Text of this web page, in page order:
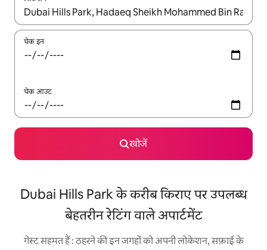
नतीजों के उपलब्ध होने पर, अप और डाउन 'ऐरो की' का इस्तेमाल करके नेविगेट
चेक इन
चेक आउट
खोजें
Dubai Hills Park के करीब किराए पर उपलब्ध
बेहतरीन रेटिंग वाले अपार्टमेंट
गेस्ट सहमत हैं : ठहरने की इन जगहों को अपनी लोकेशन, सफ़ाई के